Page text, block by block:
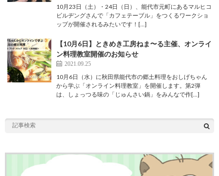
10月23日（土）・24日（日）、能代市元町にあるマルヒコ
ビルヂングさんで「カフェテーブル」をつくるワークショ
ップが開催されるみたいです！[…]
【10月6日】ときめき工房ねま〜る主催、オンライ
ン料理教室開催のお知らせ
2021.09.25
10月6日（水）に秋田県能代市の郷土料理をおしげちゃん
から学ぶ「オンライン料理教室」を開催します。第2弾
は、しょっつる味の「じゅんさい鍋」をみんなで作[…]